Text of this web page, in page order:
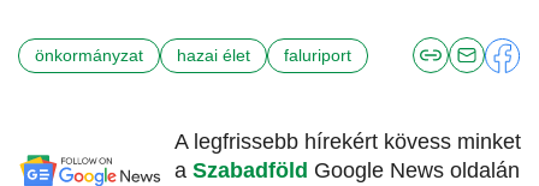
önkormányzat hazai élet faluriport
A legfrissebb hírekért kövess minket
a Szabadföld Google News oldalán